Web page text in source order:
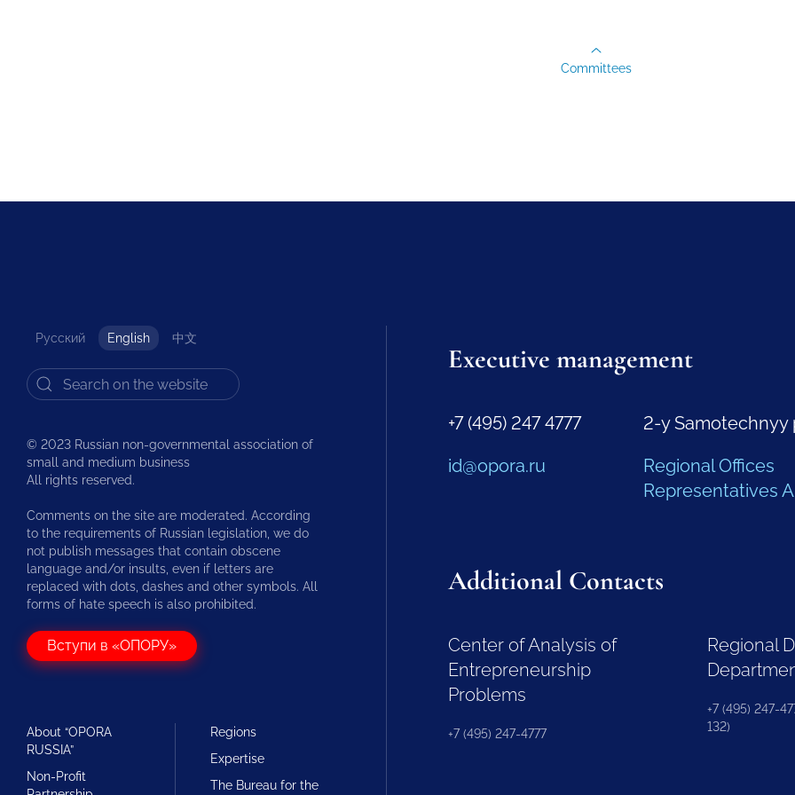
Committees
Русский English 中文
© 2023 Russian non-governmental association of
small and medium business
All rights reserved.
Comments on the site are moderated. According
to the requirements of Russian legislation, we do
not publish messages that contain obscene
language and/or insults, even if letters are
replaced with dots, dashes and other symbols. All
forms of hate speech is also prohibited.
Вступи в «ОПОРУ»
About “OPORA
RUSSIA”
Non-Profit
Regions
Expertise
The Bureau for the
Executive management
+7 (495) 247 4777
id@opora.ru
2-y Samotechnyy
Regional Offices
Representatives
Additional Contacts
Center of Analysis of
Entrepreneurship
Problems
+7 (495) 247-4777
Regional
+7 (495) 247-
132)